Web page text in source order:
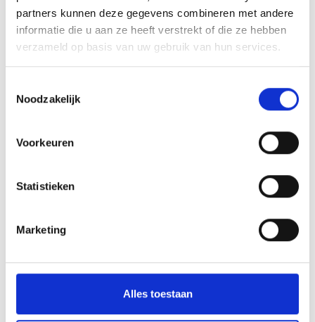
partners kunnen deze gegevens combineren met andere
informatie die u aan ze heeft verstrekt of die ze hebben
verzameld op basis van uw gebruik van hun services.
Noodzakelijk
Voorkeuren
Statistieken
Marketing
Alles toestaan
Spijlenhekwerk
Hekwerk uit buis
Dranghekken & Schrikhekken
Kunststof barriers
Kunststof aanrijdbeveiliging
Overige aanrijdbeveiliging
Spiegels
Plintbescherming
Bevestigingsmaterialen
BETAALMOGELIJKHEDEN